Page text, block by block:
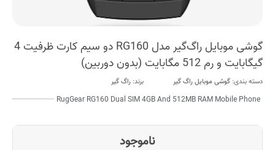
گوشی موبایل راگ‌گیر مدل RG160 دو سیم کارت ظرفیت 4
گیگابایت و رم 512 مگابایت (بدون دوربین)
دسته بندی: گوشی موبایل راگ گیر برند: راگ گیر
RugGear RG160 Dual SIM 4GB And 512MB RAM Mobile Phone
ناموجود